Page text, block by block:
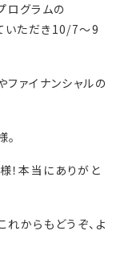
ル
グラムの
ただき10/7〜9
ァイナンシャルの
！本当にありがと
れからもどうぞ、よ